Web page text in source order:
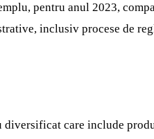
pentru anul 2023,
inclusiv procese de
care include